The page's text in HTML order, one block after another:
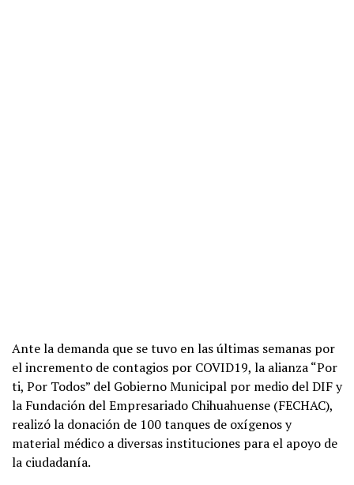
Ante la demanda que se tuvo en las últimas semanas por
el incremento de contagios por COVID19, la alianza “Por
ti, Por Todos” del Gobierno Municipal por medio del DIF y
la Fundación del Empresariado Chihuahuense (FECHAC),
realizó la donación de 100 tanques de oxígenos y
material médico a diversas instituciones para el apoyo de
la ciudadanía.